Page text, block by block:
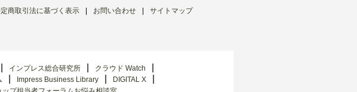
商取引法に基づく表示 お問い合わせ サイトマップ
インプレス総合研究所
クラウド Watch
Impress Business Library
DIGITAL X